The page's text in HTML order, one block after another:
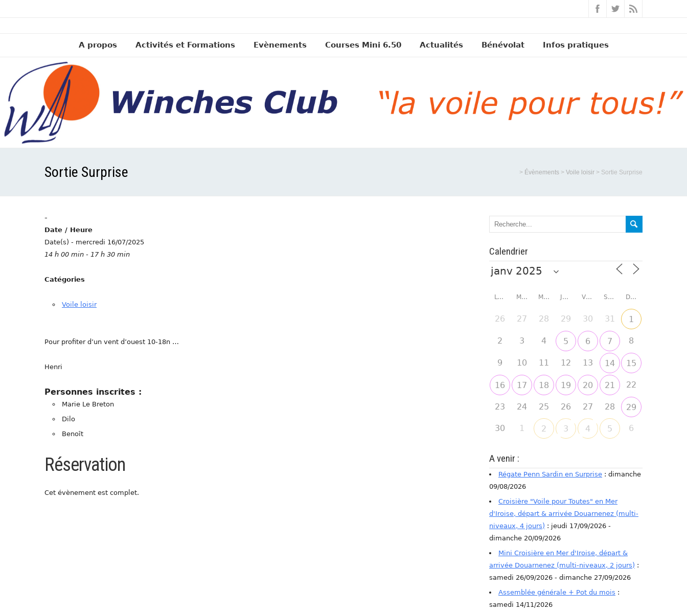
A propos Activités et Formations Evènements Courses Mini 6.50 Actualités Bénévolat Infos pratiques
Sortie Surprise > Évènements > Voile loisir > Sortie Surprise
-
Date / Heure
Date(s) - mercredi 16/07/2025
14 h 00 min - 17 h 30 min
Catégories
Voile loisir
Pour profiter d’un vent d’ouest 10-18n …
Henri
Personnes inscrites :
Marie Le Breton
Dilo
Benoît
Réservation
Cet évènement est complet.
Calendrier
LUNDI MARDI MERCREDI JEUDI VENDREDI SAMEDI DIMANCHE
26 27 28 29 30 31 1
2 3 4 5 6 7 8
9 10 11 12 13 14 15
16 17 18 19 20 21 22
23 24 25 26 27 28 29
30 1 2 3 4 5 6
A venir :
Régate Penn Sardin en Surprise : dimanche
09/08/2026
Croisière "Voile pour Toutes" en Mer
d'Iroise, départ & arrivée Douarnenez (multi-
niveaux, 4 jours) : jeudi 17/09/2026 -
dimanche 20/09/2026
Mini Croisière en Mer d'Iroise, départ &
arrivée Douarnenez (multi-niveaux, 2 jours) :
samedi 26/09/2026 - dimanche 27/09/2026
Assemblée générale + Pot du mois :
samedi 14/11/2026